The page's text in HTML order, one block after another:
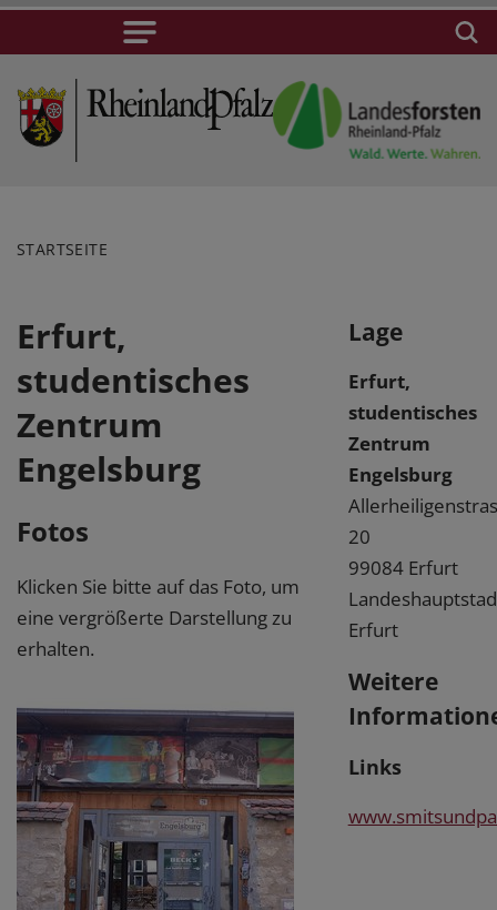
STARTSEITE
Erfurt,
studentisches
Zentrum
Engelsburg
Fotos
Klicken Sie bitte auf das Foto, um
eine vergrößerte Darstellung zu
erhalten.
Lage
Erfurt,
studentisches
Zentrum
Engelsburg
20
99084 Erfurt
Erfurt
Weitere
Links